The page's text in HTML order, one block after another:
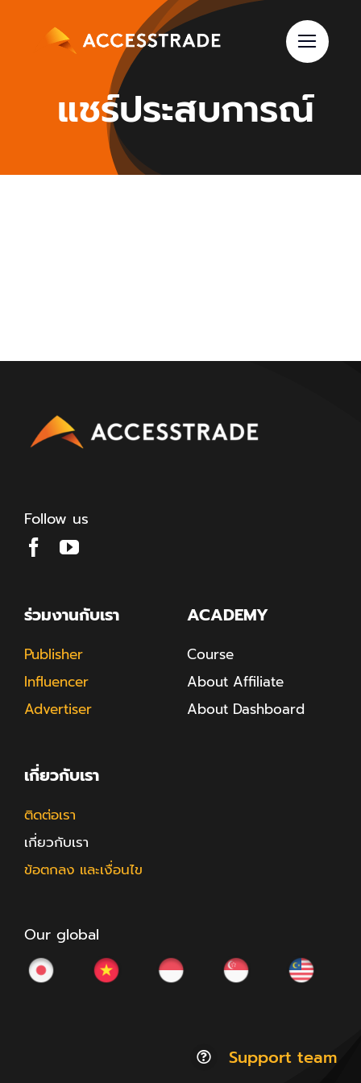
แชร์ประสบการณ์
Follow us
ร่วมงานกับเรา
Publisher
Influencer
Advertiser
ACADEMY
Course
About Affiliate
About Dashboard
เกี่ยวกับเรา
ติดต่อเรา
เกี่ยวกับเรา
ข้อตกลง และเงื่อนไข
Our global
Support team